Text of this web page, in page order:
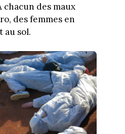
chacun des maux
des femmes en
au sol.